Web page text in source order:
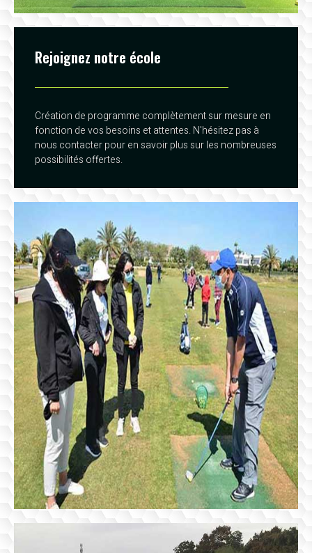
Rejoignez notre école
Création de programme complètement sur mesure en
fonction de vos besoins et attentes. N'hésitez pas à
nous contacter pour en savoir plus sur les nombreuses
possibilités offertes.